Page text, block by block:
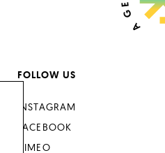
FOLLOW US
INSTAGRAM
FACEBOOK
VIMEO